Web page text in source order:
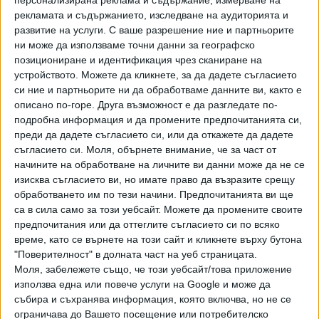
рекламата и съдържанието, изследване на аудиторията и
развитие на услуги. С ваше разрешение ние и партньорите
ни може да използваме точни данни за географско
позициониране и идентификация чрез сканиране на
устройството. Можете да кликнете, за да дадете съгласието
си ние и партньорите ни да обработваме данните ви, както е
описано по-горе. Друга възможност е да разгледате по-
подробна информация и да промените предпочитанията си,
преди да дадете съгласието си, или да откажете да дадете
съгласието си.
Моля, обърнете внимание, че за част от
начините на обработване на личните ви данни може да не се
изисква съгласието ви, но имате право да възразите срещу
обработването им по тези начини. Предпочитанията ви ще
са в сила само за този уебсайт. Можете да промените своите
предпочитания или да оттеглите съгласието си по всяко
време, като се върнете на този сайт и кликнете върху бутона
"Поверителност" в долната част на уеб страницата.
Моля, забележете също, че този уебсайт/това приложение
използва една или повече услуги на Google и може да
събира и съхранява информация, която включва, но не се
ограничава до Вашето посещение или потребителско
now (UK/ROW). Out January 19...
Подобно на актьорите, прехвърлили средна възраст и
открили първите бели косми и бръчки в огледалото, MTV
обикновено не чества годишнините си. Но за хората,
родени между 1970 г. и 1980 г., този юбилей носи
носталгични спомени за нескопосани прически, цветни
клинове и купон без задръжки. През изминалите 40
години MTV може и да не е "убила" радиозвездата
напълно, а значимостта на нейната марка да е почти
напълно обезценена в ерата на YouTube, TikTok
и другите социални медийни платформи. Но при все
скромното начало, е трудно да се подцени ефектът на
този канал върху популярната култура като цяло, пише
Адам Бер, старши преподавател по поп и съвременна
музика в Университета на Нюкасъл.